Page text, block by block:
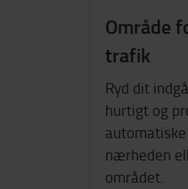
Område
trafik
Ryd dit
hurtigt og
nærheden
området.